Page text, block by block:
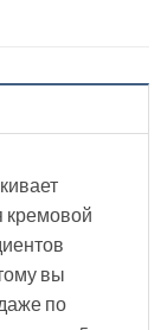
кремовой
вы
по